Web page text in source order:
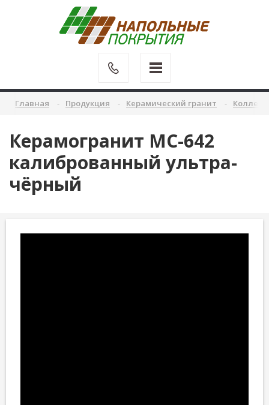
Главная Продукция Керамический гранит
Керамогранит MC-642
калиброванный ультра-
чёрный